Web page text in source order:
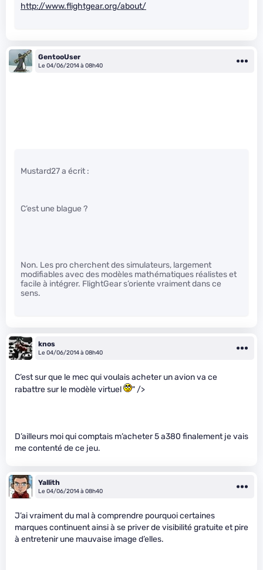
http://www.flightgear.org/about/
GentooUser
Le 04/06/2014 à 08h40
Mustard27 a écrit :
C’est une blague ?
Non. Les pro cherchent des simulateurs, largement
modifiables avec des modèles mathématiques réalistes et
facile à intégrer. FlightGear s’oriente vraiment dans ce
sens.
knos
Le 04/06/2014 à 08h40
C’est sur que le mec qui voulais acheter un avion va ce
rabattre sur le modèle virtuel
" />
D’ailleurs moi qui comptais m’acheter 5 a380 finalement je vais
me contenté de ce jeu.
Yallith
Le 04/06/2014 à 08h40
J’ai vraiment du mal à comprendre pourquoi certaines
marques continuent ainsi à se priver de visibilité gratuite et pire
à entretenir une mauvaise image d’elles.